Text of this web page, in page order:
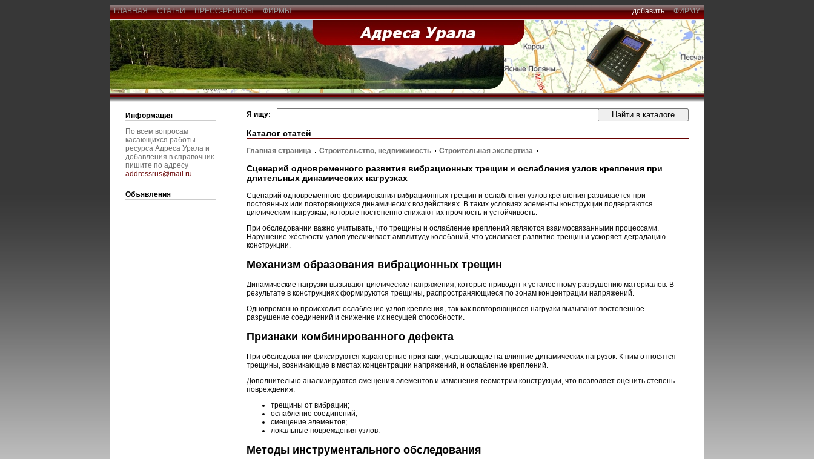
ГЛАВНАЯ СТАТЬИ ПРЕСС-РЕЛИЗЫ ФИРМЫ добавить ФИРМУ
Информация
По всем вопросам
касающихся работы
ресурса Адреса Урала и
добавления в справочник
пишите по адресу
addressrus@mail.ru.
Объявления
Я ищу:
Каталог статей
Главная страница Строительство, недвижимость Строительная экспертиза
Сценарий одновременного развития вибрационных трещин и ослабления узлов крепления при
длительных динамических нагрузках
Сценарий одновременного формирования вибрационных трещин и ослабления узлов крепления развивается при
постоянных или повторяющихся динамических воздействиях. В таких условиях элементы конструкции подвергаются
циклическим нагрузкам, которые постепенно снижают их прочность и устойчивость.
При обследовании важно учитывать, что трещины и ослабление креплений являются взаимосвязанными процессами.
Нарушение жёсткости узлов увеличивает амплитуду колебаний, что усиливает развитие трещин и ускоряет деградацию
конструкции.
Механизм образования вибрационных трещин
Динамические нагрузки вызывают циклические напряжения, которые приводят к усталостному разрушению материалов. В
результате в конструкциях формируются трещины, распространяющиеся по зонам концентрации напряжений.
Одновременно происходит ослабление узлов крепления, так как повторяющиеся нагрузки вызывают постепенное
разрушение соединений и снижение их несущей способности.
Признаки комбинированного дефекта
При обследовании фиксируются характерные признаки, указывающие на влияние динамических нагрузок. К ним относятся
трещины, возникающие в местах концентрации напряжений, и ослабление креплений.
Дополнительно анализируются смещения элементов и изменения геометрии конструкции, что позволяет оценить степень
повреждения.
трещины от вибрации;
ослабление соединений;
смещение элементов;
локальные повреждения узлов.
Методы инструментального обследования